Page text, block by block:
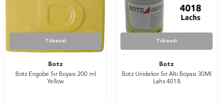
Tükendi
Botz
Botz Engobe Sır Boyası 200 ml
Yellow
Tükendi
Botz
Botz Unidekor Sır Altı Boyası 30Ml
Lahs 4018